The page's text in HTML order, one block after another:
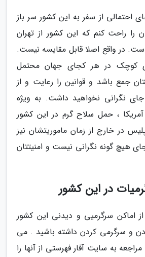
احتمالی از سفر به این کشور سر باز
را راحت کنم که این کشور از تهران
در واقع اصلا قابل مقایسه نیست.
کوچک در هر کجای جهان محتمل
جمع باشد و قوانین را رعایت و از
جای نگرانی نخواهید داشت. به ویژه
آمریکا ، حمل سلاح گرم در این کشور
در خارج از زمان ماموریتشان نیز
هیچ گونه نگرانی نیست و امنیتتان
در این کشور
از اماکن سرگرمیی و دیدنی این کشور
و سرگرمی کردن داشته باشید . می
به سایت آفار فهرستی از آنها را